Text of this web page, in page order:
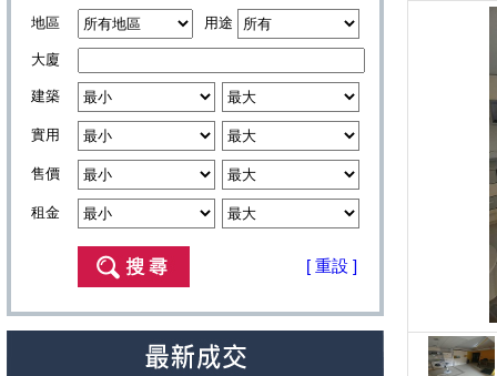
地區 用途
大廈
建築
實用
售價
租金
[ 重設 ]